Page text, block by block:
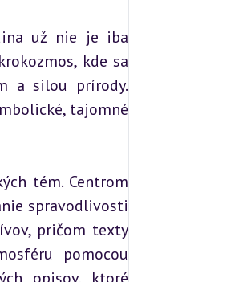
už nie je iba
kde sa
a silou prírody.
tajomné
tém. Centrom
spravodlivosti
pričom texty
pomocou